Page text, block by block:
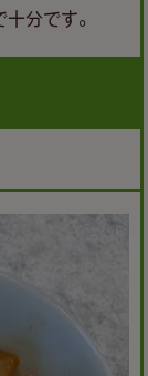
分です。